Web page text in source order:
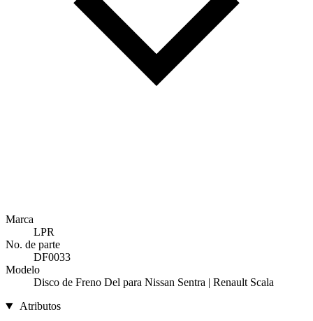
Marca
LPR
No. de parte
DF0033
Modelo
Disco de Freno Del para Nissan Sentra | Renault Scala
Atributos